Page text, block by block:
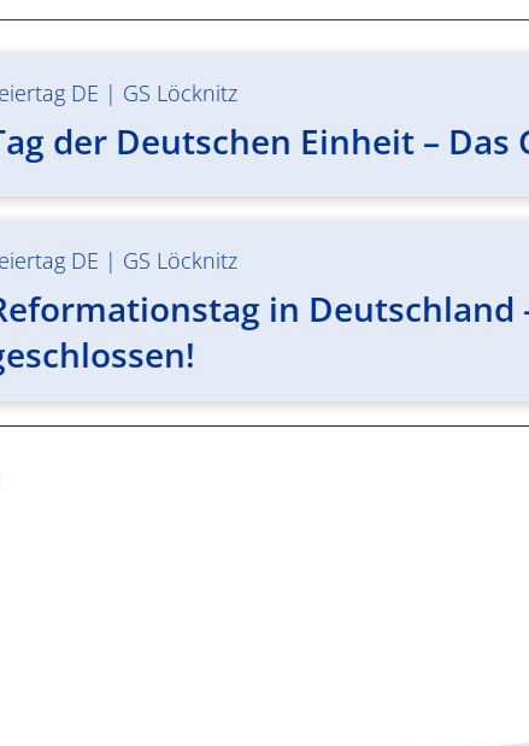
DE | GS Löcknitz
der Deutschen Einheit –
DE | GS Löcknitz
in Deutschland